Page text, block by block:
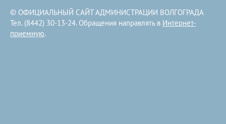
© ОФИЦИАЛЬНЫЙ САЙТ АДМИНИСТРАЦИИ ВОЛГОГРАДА
Тел. (8442) 30-13-24. Обращения направлять в Интернет-
приемную.